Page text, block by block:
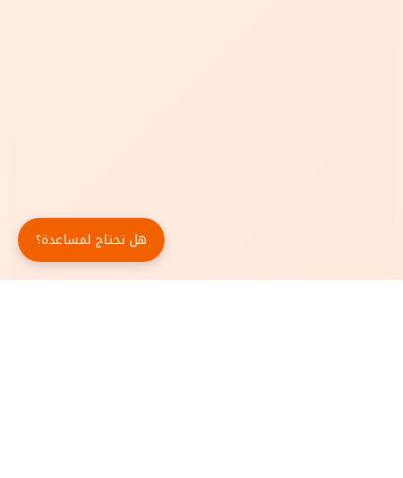
هل تحتاج لمساعدة؟